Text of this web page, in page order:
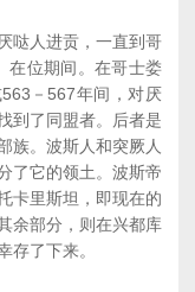
人进贡，一直到哥
在位期间。在哥士娄
－567年间，对厌
到了同盟者。后者是
族。波斯人和突厥人
了它的领土。波斯帝
卡里斯坦，即现在的
余部分，则在兴都库
存了下来。